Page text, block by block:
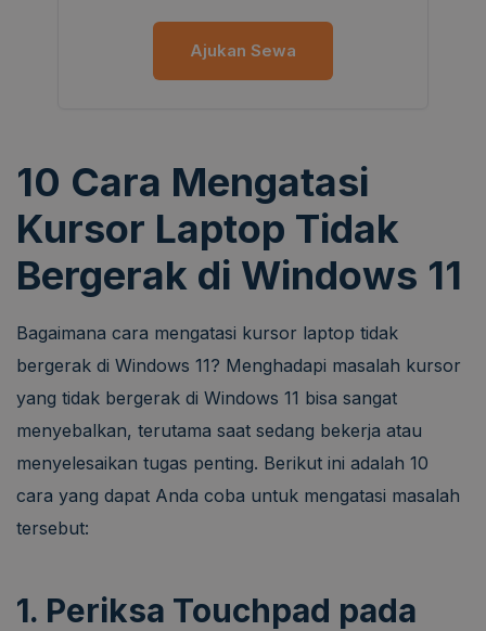
Ajukan Sewa
10 Cara Mengatasi
Kursor Laptop Tidak
Bergerak di Windows 11
Bagaimana cara mengatasi kursor laptop tidak
bergerak di Windows 11? Menghadapi masalah kursor
yang tidak bergerak di Windows 11 bisa sangat
menyebalkan, terutama saat sedang bekerja atau
menyelesaikan tugas penting. Berikut ini adalah 10
cara yang dapat Anda coba untuk mengatasi masalah
tersebut:
1. Periksa Touchpad pada